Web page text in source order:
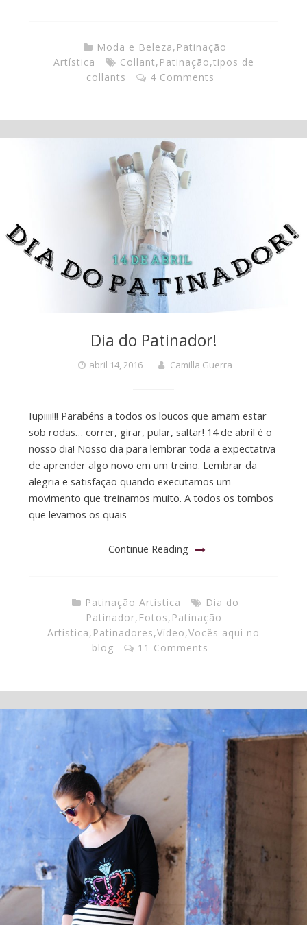
Moda e Beleza, Patinação
Artística
Collant, Patinação,tipos de
collants
4 Comments
Dia do Patinador!
abril 14, 2016 Camilla Guerra
Iupiiii!!! Parabéns a todos os loucos que amam estar
sob rodas… correr, girar, pular, saltar! 14 de abril é o
nosso dia! Nosso dia para lembrar toda a expectativa
de aprender algo novo em um treino. Lembrar da
alegria e satisfação quando executamos um
movimento que treinamos muito. A todos os tombos
que levamos os quais
Continue Reading
Patinação Artística
Dia do
Patinador, Fotos, Patinação
Artística, Patinadores,Vídeo,Vocês aqui no
blog
11 Comments